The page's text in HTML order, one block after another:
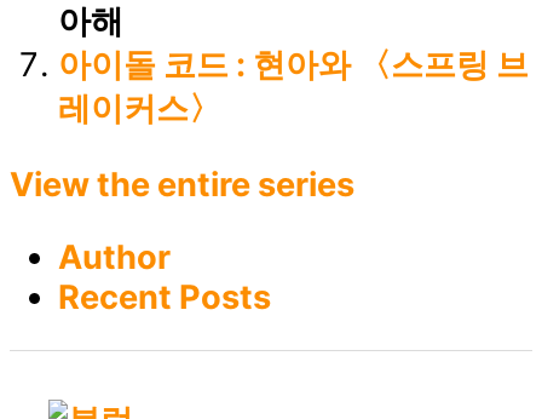
아해
아이돌 코드 : 현아와 〈스프링 브
레이커스〉
View the entire series
Author
Recent Posts